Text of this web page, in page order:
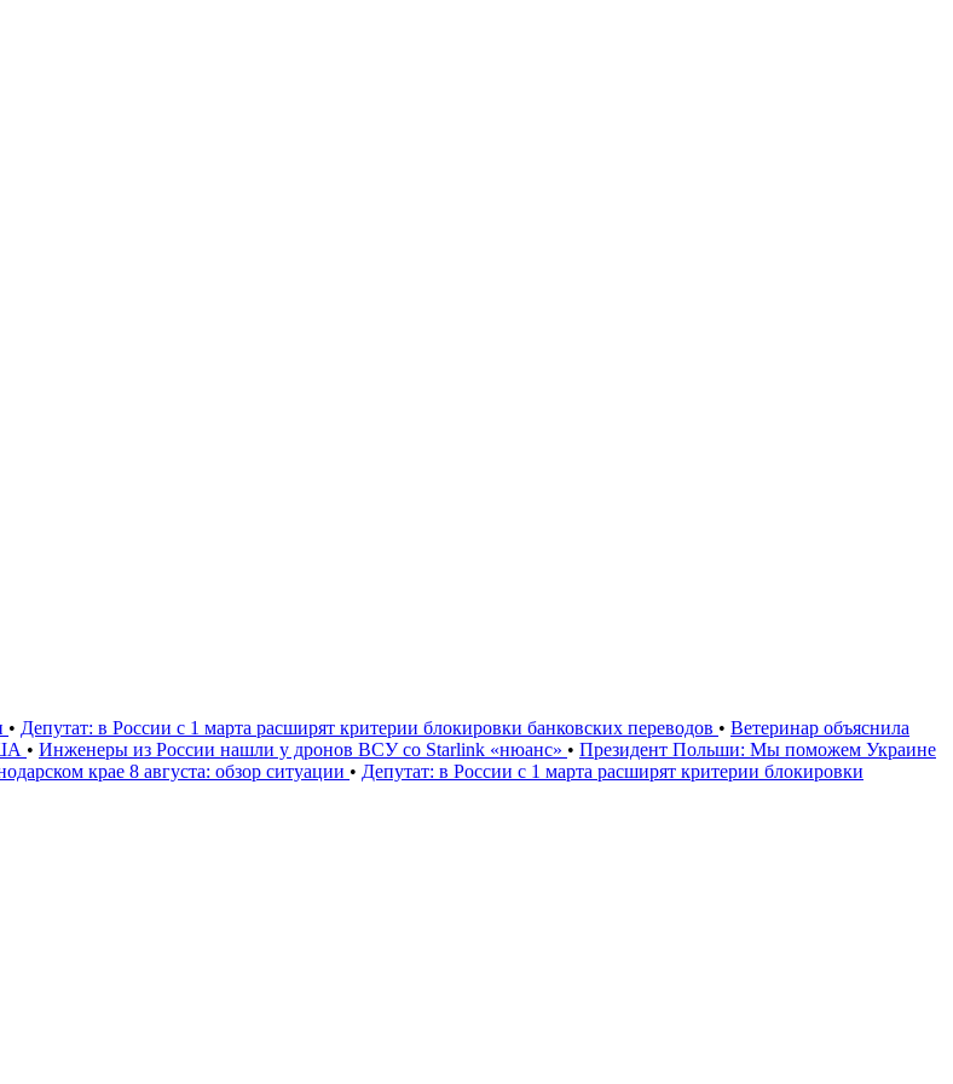
• Депутат: в России с 1 марта расширят критерии блокировки банковских переводов • Ветеринар объяснила
• Инженеры из России нашли у дронов ВСУ со Starlink «нюанс» • Президент Польши: Мы поможем Украине
крае 8 августа: обзор ситуации • Депутат: в России с 1 марта расширят критерии блокировки